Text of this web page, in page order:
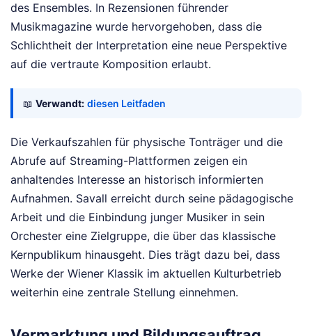
des Ensembles. In Rezensionen führender
Musikmagazine wurde hervorgehoben, dass die
Schlichtheit der Interpretation eine neue Perspektive
auf die vertraute Komposition erlaubt.
📖 Verwandt: diesen Leitfaden
Die Verkaufszahlen für physische Tonträger und die
Abrufe auf Streaming-Plattformen zeigen ein
anhaltendes Interesse an historisch informierten
Aufnahmen. Savall erreicht durch seine pädagogische
Arbeit und die Einbindung junger Musiker in sein
Orchester eine Zielgruppe, die über das klassische
Kernpublikum hinausgeht. Dies trägt dazu bei, dass
Werke der Wiener Klassik im aktuellen Kulturbetrieb
weiterhin eine zentrale Stellung einnehmen.